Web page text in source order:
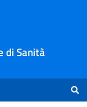
di Sanità